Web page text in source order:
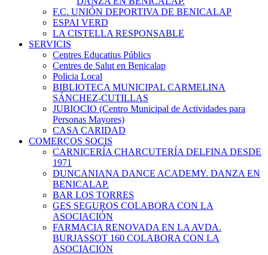
F.C. UNIÓN DEPORTIVA DE BENICALAP
ESPAI VERD
LA CISTELLA RESPONSABLE
SERVICIS
Centres Educatius Públics
Centres de Salut en Benicalap
Policia Local
BIBLIOTECA MUNICIPAL CARMELINA
SÁNCHEZ-CUTILLAS
JUBIOCIO (Centro Municipal de Actividades para
Personas Mayores)
CASA CARIDAD
COMERÇOS SOCIS
CARNICERÍA CHARCUTERÍA DELFINA DESDE
1971
DUNCANIANA DANCE ACADEMY. DANZA EN
BENICALAP.
BAR LOS TORRES
GES SEGUROS COLABORA CON LA
ASOCIACIÓN
FARMACIA RENOVADA EN LA AVDA.
BURJASSOT 160 COLABORA CON LA
ASOCIACIÓN